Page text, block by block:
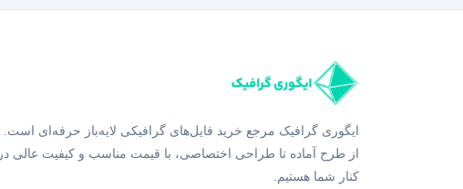
ایگوری گرافیک مرجع خرید فایل‌های گرافیکی لایه‌باز حرفه‌ای است.
از طرح آماده تا طراحی اختصاصی، با قیمت مناسب و کیفیت عالی در
کنار شما هستیم.